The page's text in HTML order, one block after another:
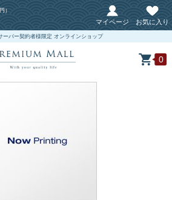
）
マイページ お気に入り
ーバー契約者様限定 オンラインショップ
0